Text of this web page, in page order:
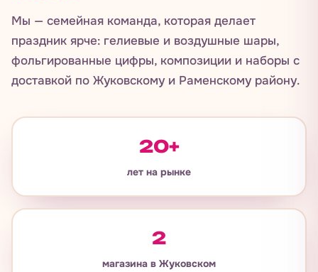
Мы — семейная команда, которая делает
праздник ярче: гелиевые и воздушные шары,
фольгированные цифры, композиции и наборы с
20+
лет на рынке
2